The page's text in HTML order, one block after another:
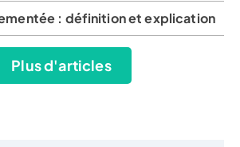
: définition et explication
Plus d'articles